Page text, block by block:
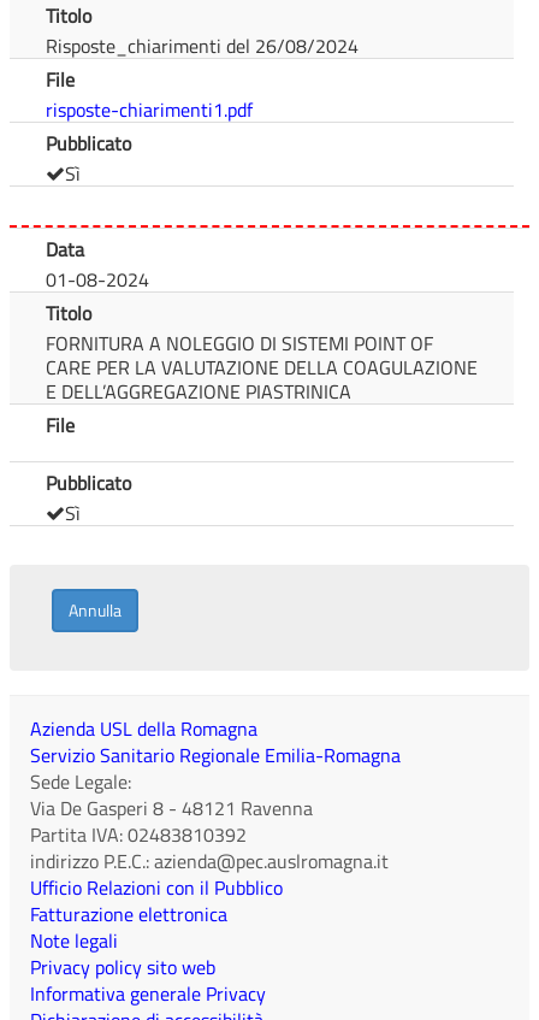
Titolo
Risposte_chiarimenti del 26/08/2024
File
risposte-chiarimenti1.pdf
Pubblicato
Sì
Data
01-08-2024
Titolo
FORNITURA A NOLEGGIO DI SISTEMI POINT OF
CARE PER LA VALUTAZIONE DELLA COAGULAZIONE
E DELL’AGGREGAZIONE PIASTRINICA
File
Pubblicato
Sì
Annulla
Azienda USL della Romagna
Servizio Sanitario Regionale Emilia-Romagna
Sede Legale:
Via De Gasperi 8 - 48121 Ravenna
Partita IVA:02483810392
indirizzo P.E.C.:azienda@pec.auslromagna.it
Ufficio Relazioni con il Pubblico
Fatturazione elettronica
Note legali
Privacy policy sito web
Informativa generale Privacy